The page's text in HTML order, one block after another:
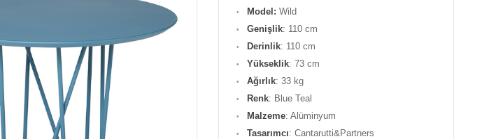
Model: Wild
Genişlik: 110 cm
Derinlik: 110 cm
Yükseklik: 73 cm
Ağırlık: 33 kg
Renk: Blue Teal
Malzeme: Alüminyum
Tasarımcı: Cantarutti&Partners